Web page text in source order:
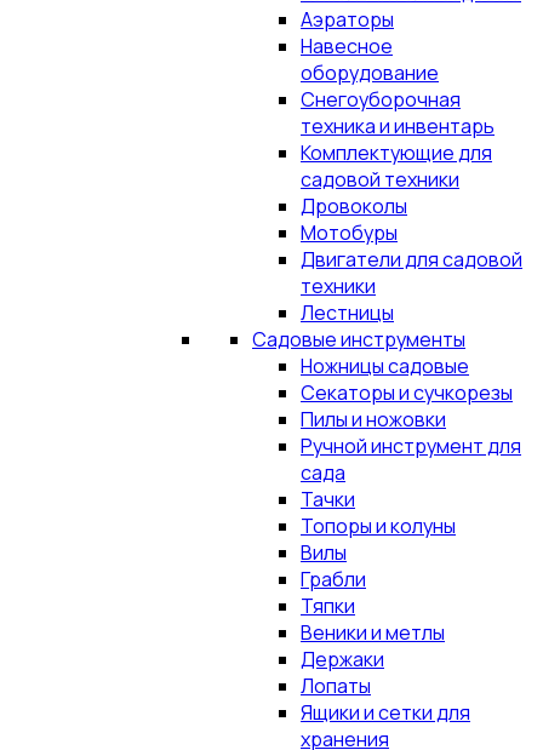
Аэраторы
Навесное
оборудование
Снегоуборочная
техника и инвентарь
Комплектующие для
садовой техники
Дровоколы
Мотобуры
Двигатели для садовой
техники
Лестницы
Садовые инструменты
Ножницы садовые
Секаторы и сучкорезы
Пилы и ножовки
Ручной инструмент для
сада
Тачки
Топоры и колуны
Вилы
Грабли
Тяпки
Веники и метлы
Держаки
Лопаты
Ящики и сетки для
хранения